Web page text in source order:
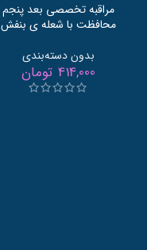
مراقبه تخصصی بعد پنجم
محافظت با شعله ی بنفش
بدون دسته‌بندی
414,000 تومان